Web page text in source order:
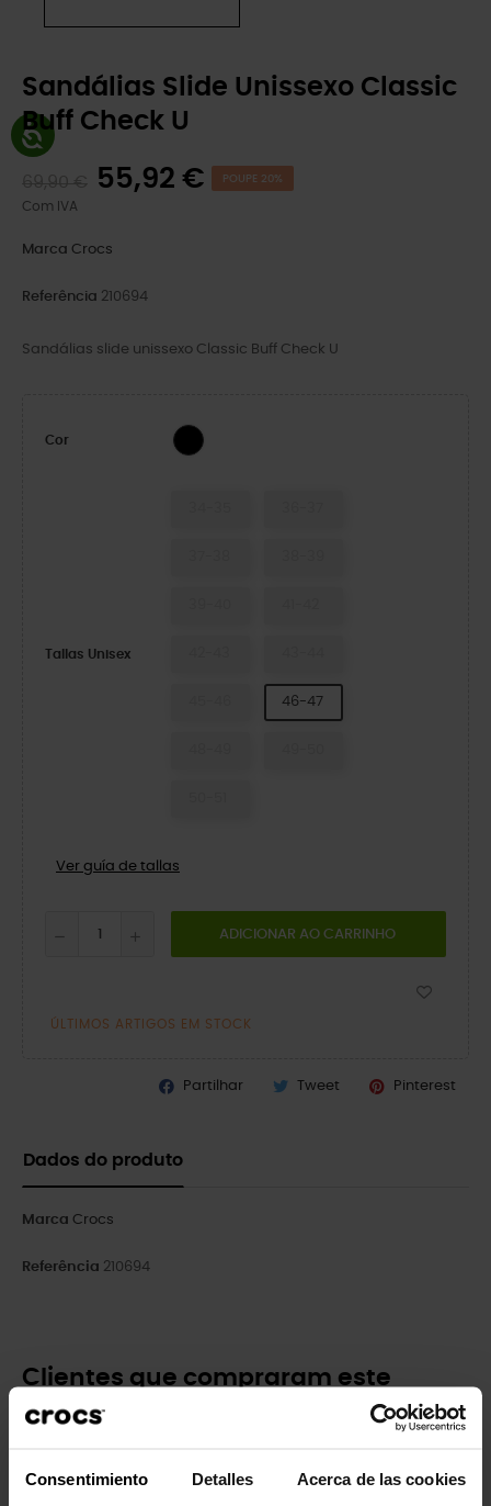
Consentimiento Detalles Acerca de las cookies
Sandálias Slide Unissexo Classic
Buff Check U
55,92 € POUPE 20%
Com IVA
Marca Crocs
Referência 210694
Sandálias slide unissexo Classic Buff Check U
Cor BLACK
Tallas Unisex
46-47
Ver guía de tallas
ADICIONAR AO CARRINHO
ÚLTIMOS ARTIGOS EM STOCK
Partilhar Tweet Pinterest
Dados do produto
Marca Crocs
Referência 210694
Clientes que compraram este
produto também compraram: